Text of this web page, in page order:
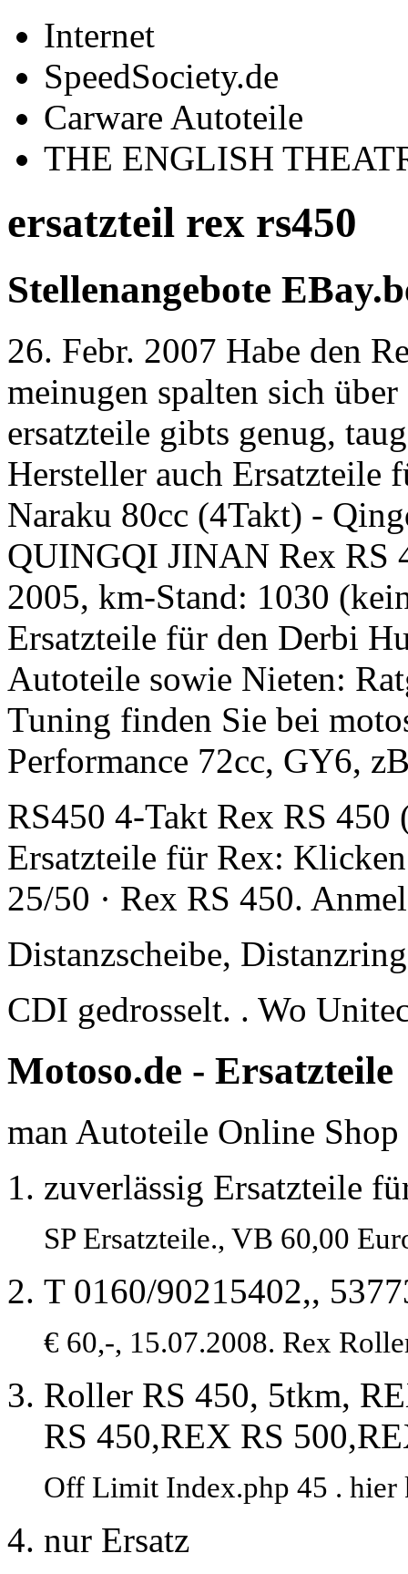
Internet
SpeedSociety.de
Carware Autoteile
THE ENGLISH
ersatzteil rex rs450
Stellenangebote
26. Febr. 2007 Habe den
meinugen spalten sich
ersatzteile gibts genug,
Hersteller auch Ersatzteile
Naraku 80cc (4Takt) -
QUINGQI JINAN Rex RS
2005, km-Stand: 1030
Ersatzteile für den Derbi
Autoteile sowie Nieten:
Tuning finden Sie bei
Performance 72cc, GY6,
RS450 4-Takt Rex RS
Ersatzteile für Rex:
25/50 · Rex RS 450.
Distanzscheibe,
CDI gedrosselt. . Wo
Motoso.de - Ersatzteile
man Autoteile Online
zuverlässig Ersatzteile
SP Ersatzteile., VB 60,00
T 0160/90215402,,
€ 60,-, 15.07.2008. Rex
Roller RS 450, 5tkm,
RS 450,REX RS
Off Limit Index.php 45 .
nur Ersatz